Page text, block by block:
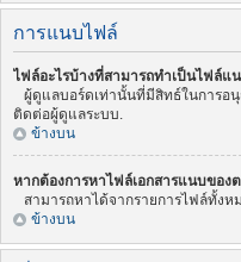
การแนบไฟล์
ไฟล์อะไรบ้างที่สามารถทำเป็นไฟล์แ
ผู้ดูแลบอร์ดเท่านั้นที่มีสิทธ์ในการ
ติดต่อผู้ดูแลระบบ.
ข้างบน
หากต้องการหาไฟล์เอกสารแนบของ
สามารถหาได้จากรายการไฟล์ทั้ง
ข้างบน